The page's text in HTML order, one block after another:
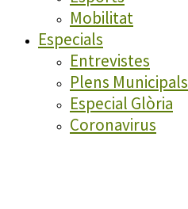
Mobilitat
Especials
Entrevistes
Plens Municipals
Especial Glòria
Coronavirus